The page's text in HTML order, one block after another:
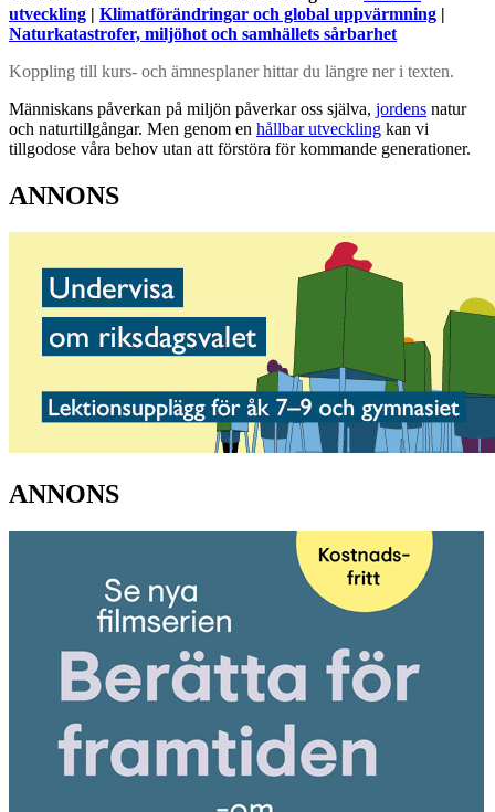
utveckling | Klimatförändringar och global uppvärmning |
Naturkatastrofer, miljöhot och samhällets sårbarhet
Koppling till kurs- och ämnesplaner hittar du längre ner i texten.
Människans påverkan på miljön påverkar oss själva, jordens natur
och naturtillgångar. Men genom en hållbar utveckling kan vi
tillgodose våra behov utan att förstöra för kommande generationer.
ANNONS
ANNONS